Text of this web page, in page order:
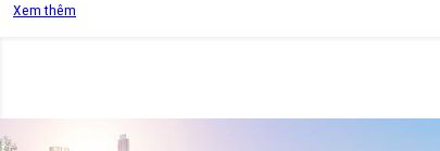
Xem thêm